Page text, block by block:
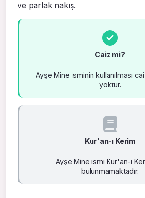
ve parlak nakış.
Caiz mi?
Ayşe Mine isminin kullanılması
yoktur.
Kur'an-ı Kerim
Ayşe Mine ismi Kur'an-ı
bulunmamaktadır.